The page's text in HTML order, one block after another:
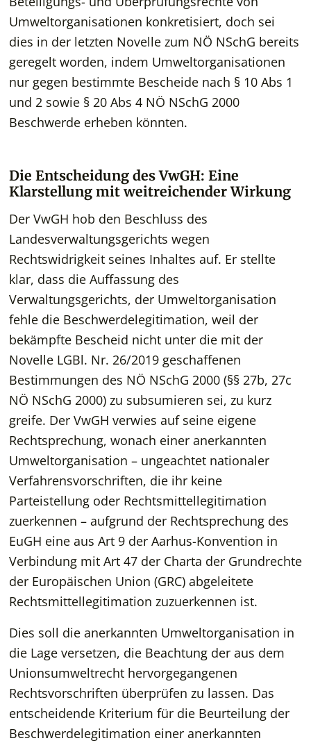
Umweltorganisationen konkretisiert, doch sei
dies in der letzten Novelle zum NÖ NSchG bereits
geregelt worden, indem Umweltorganisationen
nur gegen bestimmte Bescheide nach § 10 Abs 1
und 2 sowie § 20 Abs 4 NÖ NSchG 2000
Beschwerde erheben könnten.
Die Entscheidung des VwGH: Eine
Klarstellung mit weitreichender Wirkung
Der VwGH hob den Beschluss des
Landesverwaltungsgerichts wegen
Rechtswidrigkeit seines Inhaltes auf. Er stellte
klar, dass die Auffassung des
Verwaltungsgerichts, der Umweltorganisation
fehle die Beschwerdelegitimation, weil der
bekämpfte Bescheid nicht unter die mit der
Novelle LGBl. Nr. 26/2019 geschaffenen
Bestimmungen des NÖ NSchG 2000 (§§ 27b, 27c
NÖ NSchG 2000) zu subsumieren sei, zu kurz
greife. Der VwGH verwies auf seine eigene
Rechtsprechung, wonach einer anerkannten
Umweltorganisation – ungeachtet nationaler
Verfahrensvorschriften, die ihr keine
Parteistellung oder Rechtsmittellegitimation
zuerkennen – aufgrund der Rechtsprechung des
EuGH eine aus Art 9 der Aarhus-Konvention in
Verbindung mit Art 47 der Charta der Grundrechte
der Europäischen Union (GRC) abgeleitete
Rechtsmittellegitimation zuzuerkennen ist.
Dies soll die anerkannten Umweltorganisation in
die Lage versetzen, die Beachtung der aus dem
Unionsumweltrecht hervorgegangenen
Rechtsvorschriften überprüfen zu lassen. Das
entscheidende Kriterium für die Beurteilung der
Beschwerdelegitimation einer anerkannten